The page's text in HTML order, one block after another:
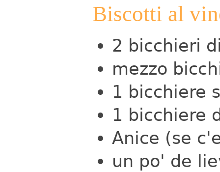
Biscotti al
2 bicchieri
mezzo
1 bicchiere
1 bicchiere
Anice (se
un po' de